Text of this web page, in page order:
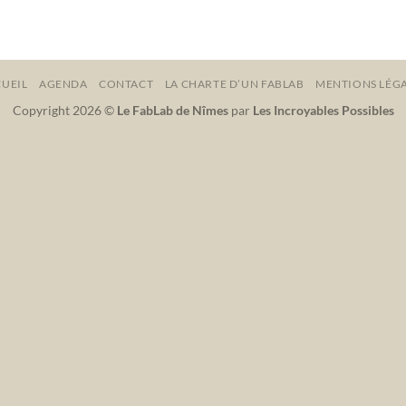
AGENDA CONTACT LA CHARTE D’UN FABLAB MENTIONS
Copyright 2026 © Le FabLab de Nîmespar Les Incroyables Possibles